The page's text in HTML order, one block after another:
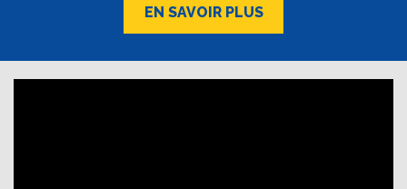
EN SAVOIR PLUS